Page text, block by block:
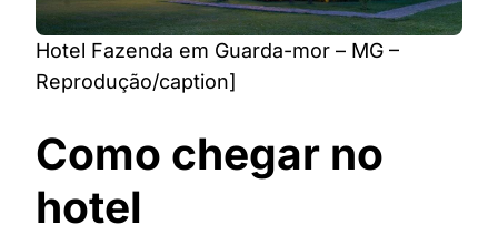
Hotel Fazenda em Guarda-mor – MG –
Reprodução/caption]
Como chegar no
hotel